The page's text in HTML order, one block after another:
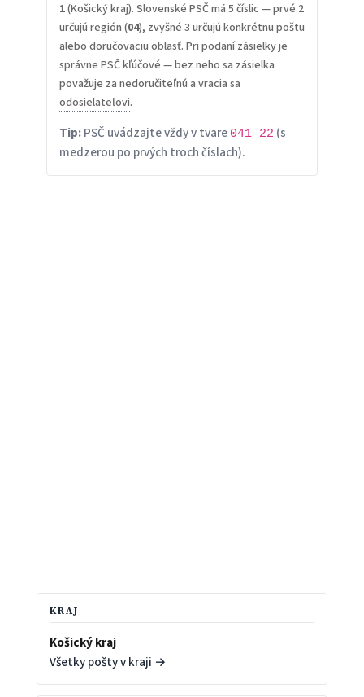
1(Košický kraj). Slovenské PSČ má 5 číslic — prvé 2
určujú región (04), zvyšné 3 určujú konkrétnu poštu
alebo doručovaciu oblasť. Pri podaní zásielky je
správne PSČ kľúčové — bez neho sa zásielka
považuje za nedoručiteľnú a vracia sa
odosielateľovi.
Tip:PSČ uvádzajte vždy v tvare 041 22 (s
medzerou po prvých troch číslach).
KRAJ
Košický kraj
Všetky pošty v kraji →